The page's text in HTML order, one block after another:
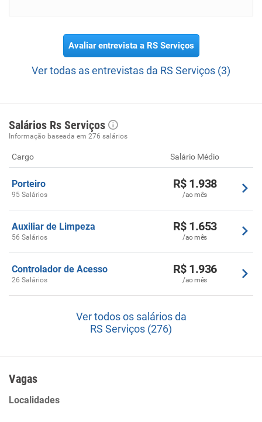
Avaliar entrevista a RS Serviços
Ver todas as entrevistas da RS Serviços (3)
Salários Rs Serviços
Informação baseada em 276 salários
Cargo Salário Médio
Porteiro
95 Salários
R$ 1.938
/ao mês
Auxiliar de Limpeza
56 Salários
R$ 1.653
/ao mês
Controlador de Acesso
26 Salários
R$ 1.936
/ao mês
Ver todos os salários da
RS Serviços (276)
Vagas
Localidades